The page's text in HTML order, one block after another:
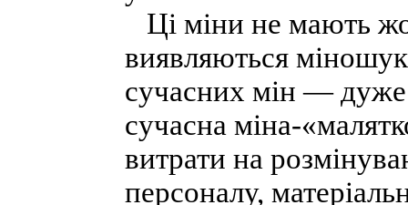
Ці міни не мають
виявляються
сучасних мін —
сучасна міна-
витрати на
персоналу,